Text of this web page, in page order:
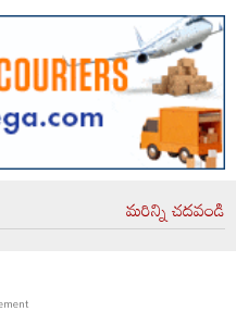
మరిన్ని చదవండి